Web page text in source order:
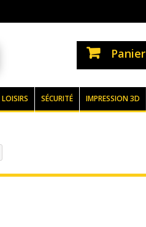
Panier
SÉCURITÉ IMPRESSION 3D